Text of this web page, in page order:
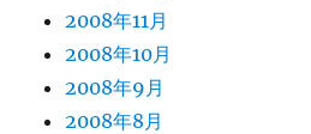
2008年11月
2008年10月
2008年9月
2008年8月